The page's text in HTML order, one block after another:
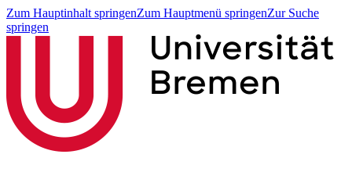
Zum Hauptinhalt springenZum Hauptmenü springenZur Suche
springen